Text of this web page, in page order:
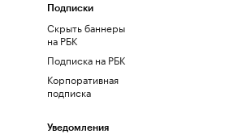
Подписки
Скрыть баннеры
на РБК
Подписка на РБК
Корпоративная
подписка
Уведомления